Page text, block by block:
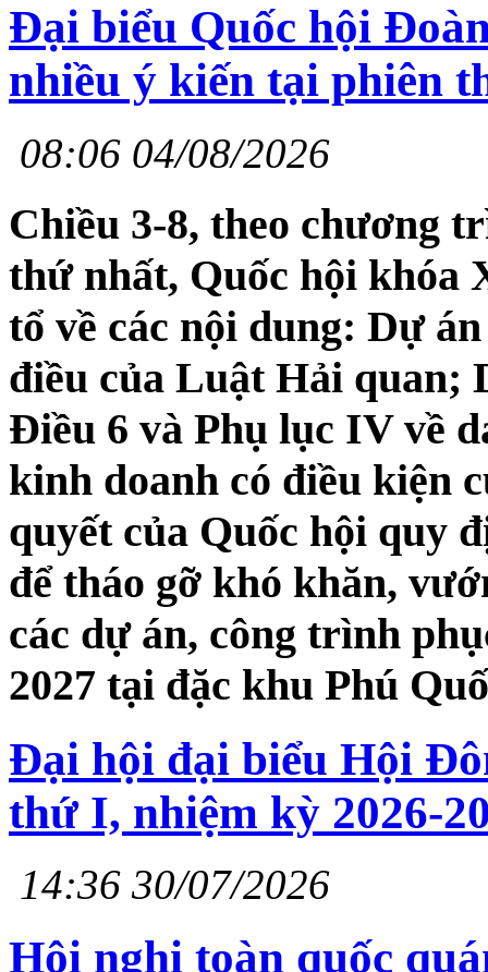
Đại biểu Quốc hội
nhiều ý kiến tại phiên
08:06 04/08/2026
Chiều 3-8, theo chương
thứ nhất, Quốc hội khóa
tổ về các nội dung: Dự
điều của Luật Hải quan;
Điều 6 và Phụ lục IV về
kinh doanh có điều kiện
quyết của Quốc hội quy
để tháo gỡ khó khăn,
các dự án, công trình
2027 tại đặc khu Phú
Đại hội đại biểu Hội
thứ I, nhiệm kỳ 2026-
14:36 30/07/2026
Hội nghị toàn quốc